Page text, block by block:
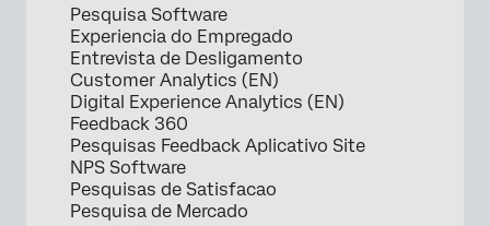
Pesquisa Software
Experiencia do Empregado
Entrevista de Desligamento
Customer Analytics (EN)
Digital Experience Analytics (EN)
Feedback 360
Pesquisas Feedback Aplicativo Site
NPS Software
Pesquisas de Satisfacao
Pesquisa de Mercado